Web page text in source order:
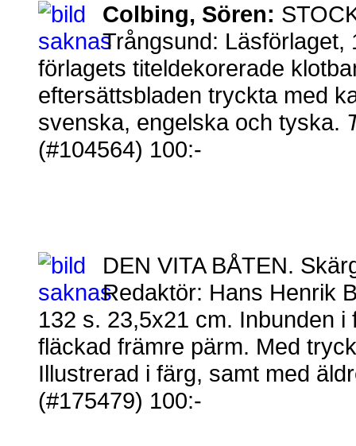
Colbing, Sören:
Trångsund: Läsförlaget,
förlagets titeldekorerade
eftersättsbladen tryckta med
svenska, engelska och tyska.
(#104564) 100:-
DEN VITA BÅTEN.
Redaktör: Hans Henrik
132 s. 23,5x21 cm. Inbunden
fläckad främre pärm. Med
Illustrerad i färg, samt med
(#175479) 100:-